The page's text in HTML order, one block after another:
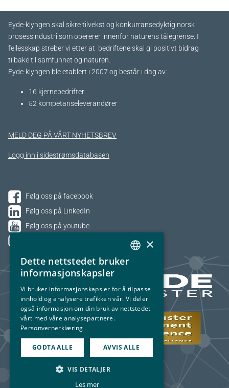
Eyde-klyngen skal sikre tilvekst og konkurransedyktig norsk
prosessindustri som opererer innenfor naturens tålegrense. I
fellesskap streber vi etter at bedriftene skal gi positivt bidrag
tilbake til samfunnet og naturen.
Eyde-klyngen ble etablert i 2007 og består i dag av:
16 kjernebedrifter​
52 kompetanseleverandører
MELD DEG PÅ VÅRT NYHETSBREV
Logg inn i sidestrømsdatabasen
Følg oss på facebook
Følg oss på LinkedIn
Følg oss på youtube
NORWEGIAN
×
Dette nettstedet bruker
informasjonskapsler
Vi bruker informasjonskapsler for å tilpasse
innhold og analysere trafikken vår. Vi deler
også informasjon om din bruk av nettstedet
vårt med våre analysepartnere.
Personvernerklæring
GODTA ALLE AVVIS ALLE
VIS DETALJER
Les mer